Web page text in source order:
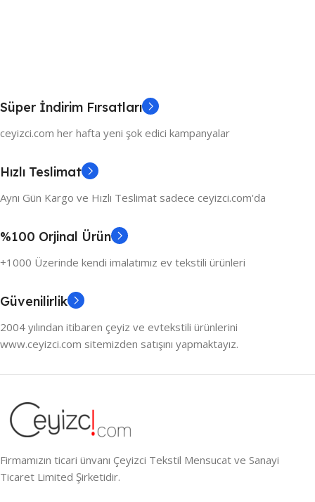
Süper İndirim Fırsatları
ceyizci.com her hafta yeni şok edici kampanyalar
Hızlı Teslimat
Aynı Gün Kargo ve Hızlı Teslimat sadece ceyizci.com'da
%100 Orjinal Ürün
+1000 Üzerinde kendi imalatımız ev tekstili ürünleri
Güvenilirlik
2004 yılından itibaren çeyiz ve evtekstili ürünlerini
www.ceyizci.com sitemizden satışını yapmaktayız.
Firmamızın ticari ünvanı Çeyizci Tekstil Mensucat ve Sanayi
Ticaret Limited Şirketidir.